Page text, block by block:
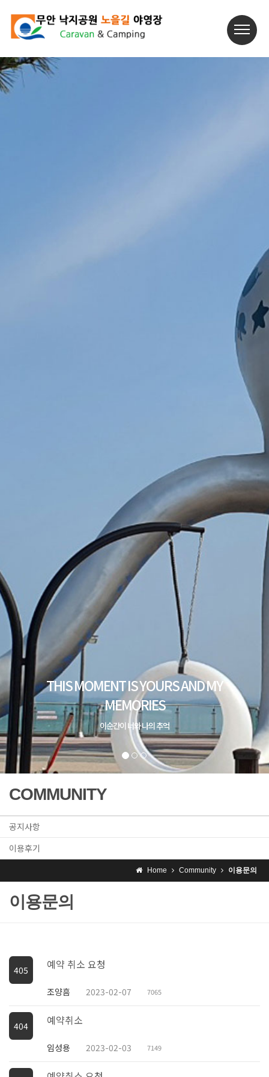
COMMUNITY
공지사항
이용후기
Home Community 이용문의
이용문의
405 예약 취소 요청
조양흠 2023-02-07 7065
404 예약취소
임성용 2023-02-03 7149